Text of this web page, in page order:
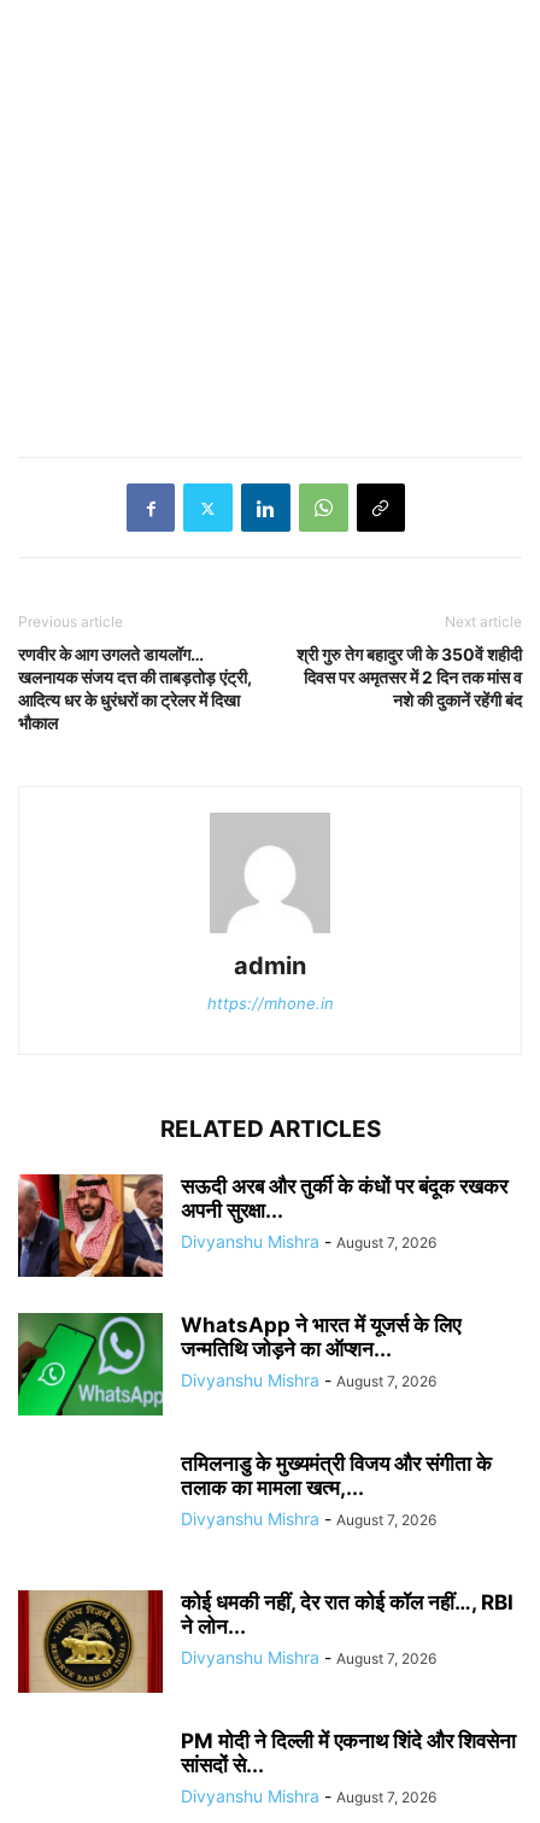
Previous article
रणवीर के आग उगलते डायलॉग…
खलनायक संजय दत्त की ताबड़तोड़ एंट्री,
आदित्य धर के धुरंधरों का ट्रेलर में दिखा
भौकाल
Next article
श्री गुरु तेग बहादुर जी के 350वें शहीदी
दिवस पर अमृतसर में 2 दिन तक मांस व
नशे की दुकानें रहेंगी बंद
admin
https://mhone.in
RELATED ARTICLES
सऊदी अरब और तुर्की के कंधों पर बंदूक रखकर
अपनी सुरक्षा...
Divyanshu Mishra - August 7, 2026
WhatsApp ने भारत में यूजर्स के लिए
जन्मतिथि जोड़ने का ऑप्शन...
Divyanshu Mishra - August 7, 2026
तमिलनाडु के मुख्यमंत्री विजय और संगीता के
तलाक का मामला खत्म,...
Divyanshu Mishra - August 7, 2026
कोई धमकी नहीं, देर रात कोई कॉल नहीं…, RBI
ने लोन...
Divyanshu Mishra - August 7, 2026
PM मोदी ने दिल्ली में एकनाथ शिंदे और शिवसेना
सांसदों से...
Divyanshu Mishra - August 7, 2026